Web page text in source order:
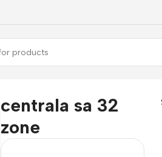
centrala sa 32
zone